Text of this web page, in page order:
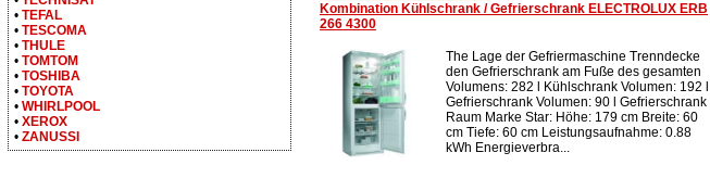
Kombination Kühlschrank / Gefrierschrank ELECTROLUX ERB
266 4300
The Lage der Gefriermaschine Trenndecke
den Gefrierschrank am Fuße des gesamten
Volumens: 282 l Kühlschrank Volumen: 192 l
Gefrierschrank Volumen: 90 l Gefrierschrank
Raum Marke Star: Höhe: 179 cm Breite: 60
cm Tiefe: 60 cm Leistungsaufnahme: 0.88
kWh Energieverbra...
• TEFAL
• TESCOMA
• THULE
• TOMTOM
• TOSHIBA
• TOYOTA
• WHIRLPOOL
• XEROX
• ZANUSSI